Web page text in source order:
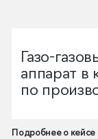
Газо-
аппарат в
по
Подробнее о кейсе